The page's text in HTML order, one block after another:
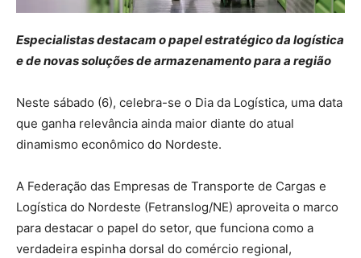
Especialistas destacam o papel estratégico da logística
e de novas soluções de armazenamento para a região
Neste sábado (6), celebra-se o Dia da Logística, uma data
que ganha relevância ainda maior diante do atual
dinamismo econômico do Nordeste.
A Federação das Empresas de Transporte de Cargas e
Logística do Nordeste (Fetranslog/NE) aproveita o marco
para destacar o papel do setor, que funciona como a
verdadeira espinha dorsal do comércio regional,